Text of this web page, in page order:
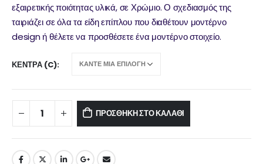
εξαιρετικής ποιότητας υλικά, σε Χρώμιο. Ο σχεδιασμός της
ταιριάζει σε όλα τα είδη επίπλου που διαθέτουν μοντέρνο
design ή θέλετε να προσθέσετε ένα μοντέρνο στοιχείο.
ΚΈΝΤΡΑ (C)
ΠΡΟΣΘΉΚΗ ΣΤΟ ΚΑΛΆΘΙ